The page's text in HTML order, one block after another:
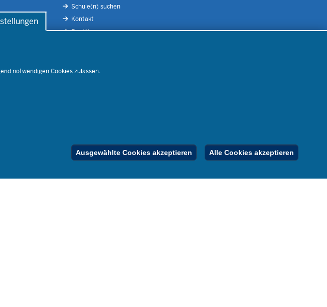
notwendigen Cookies zulassen.
Ausgewählte Cookies akzeptieren Alle Cookies akzeptieren
Schule(n) suchen
Kontakt
Der Weg zu uns
RSS-Feed
Inhalt Impressum Datenschutz